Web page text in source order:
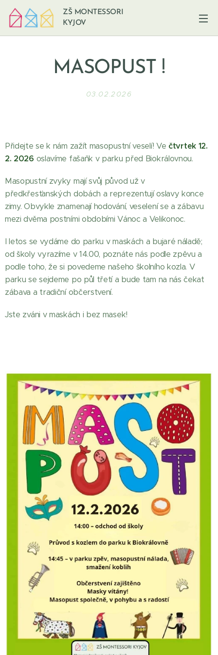
ZŠ MONTESSORI
KYJOV
MASOPUST !
03.02.2026
Přidejte se k nám zažít masopustní veselí! Ve čtvrtek 12.
2. 2026 oslavíme fašaňk v parku před Biokrálovnou.
Masopustní zvyky mají svůj původ už v
předkřesťanských dobách a reprezentují oslavy konce
zimy. Obvykle znamenají hodování, veselení se a zábavu
mezi dvěma postními obdobími Vánoc a Velikonoc.
I letos se vydáme do parku v maskách a bujaré náladě;
od školy vyrazíme v 14.00, poznáte nás podle zpěvu a
podle toho, že si povedeme našeho školního kozla. V
parku se sejdeme po půl třetí a bude tam na nás čekat
zábava a tradiční občerstvení.
Jste zváni v maskách i bez masek!